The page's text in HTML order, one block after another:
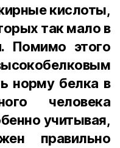
кислоты,
так мало в
Помимо этого
норму белка в
человека
учитывая,
правильно